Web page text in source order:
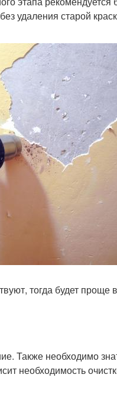
удаления старой
тогда будет
Также необходимо
необходимость